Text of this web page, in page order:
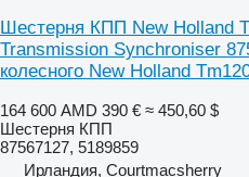
Шестерня КПП New Holland
Transmission Synchroniser
колесного New Holland
164 600 AMD 390 € ≈ 450,60 $
Шестерня КПП
87567127, 5189859
Ирландия, Courtmacsherry